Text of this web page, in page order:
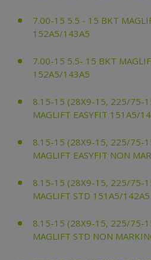
7.00-15 5.5 - 15 BKT
152A5/143A5
7.00-15 5.5- 15 BKT
152A5/143A5
8.15-15 (28X9-15, 225/75-
MAGLIFT EASYFIT 151A5/
8.15-15 (28X9-15, 225/75-
MAGLIFT EASYFIT NON
8.15-15 (28X9-15, 225/75-
MAGLIFT STD 151A5/142A5
8.15-15 (28X9-15, 225/75-
MAGLIFT STD NON